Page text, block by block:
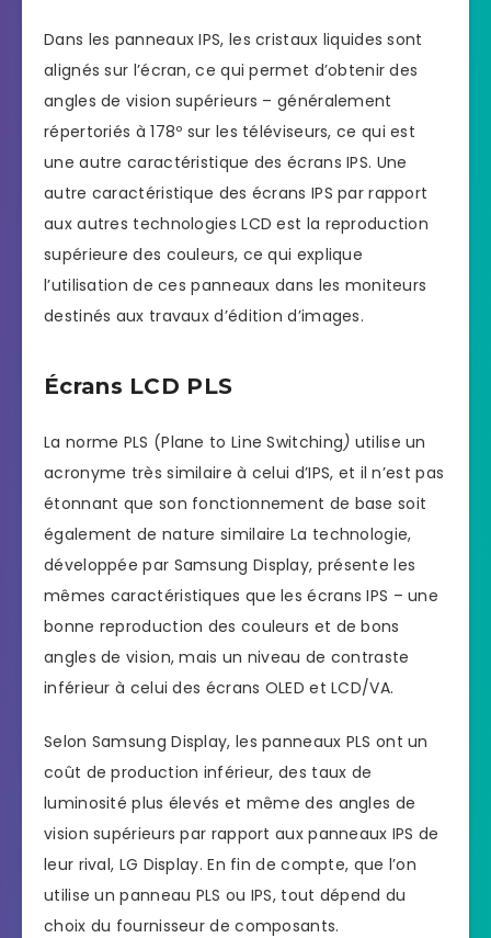
Dans les panneaux IPS, les cristaux liquides sont
alignés sur l’écran, ce qui permet d’obtenir des
angles de vision supérieurs – généralement
répertoriés à 178º sur les téléviseurs, ce qui est
une autre caractéristique des écrans IPS. Une
autre caractéristique des écrans IPS par rapport
aux autres technologies LCD est la reproduction
supérieure des couleurs, ce qui explique
l’utilisation de ces panneaux dans les moniteurs
destinés aux travaux d’édition d’images.
Écrans LCD PLS
La norme PLS (Plane to Line Switching) utilise un
acronyme très similaire à celui d’IPS, et il n’est pas
étonnant que son fonctionnement de base soit
également de nature similaire La technologie,
développée par Samsung Display, présente les
mêmes caractéristiques que les écrans IPS – une
bonne reproduction des couleurs et de bons
angles de vision, mais un niveau de contraste
inférieur à celui des écrans OLED et LCD/VA.
Selon Samsung Display, les panneaux PLS ont un
coût de production inférieur, des taux de
luminosité plus élevés et même des angles de
vision supérieurs par rapport aux panneaux IPS de
leur rival, LG Display. En fin de compte, que l’on
utilise un panneau PLS ou IPS, tout dépend du
choix du fournisseur de composants.